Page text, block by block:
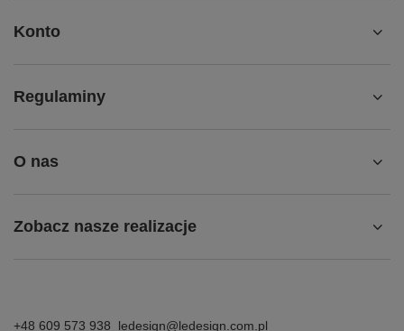
Konto
Regulaminy
O nas
Zobacz nasze realizacje
+48 609 573 938 ledesign@ledesign.com.pl